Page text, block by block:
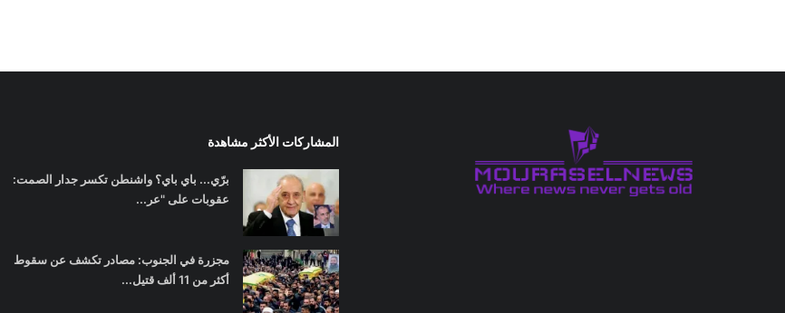
المشاركات الأكثر مشاهدة
برّي... باي باي؟ واشنطن تكسر جدار الصمت:
عقوبات على "عر...
مجزرة في الجنوب: مصادر تكشف عن سقوط
أكثر من 11 ألف قتيل...